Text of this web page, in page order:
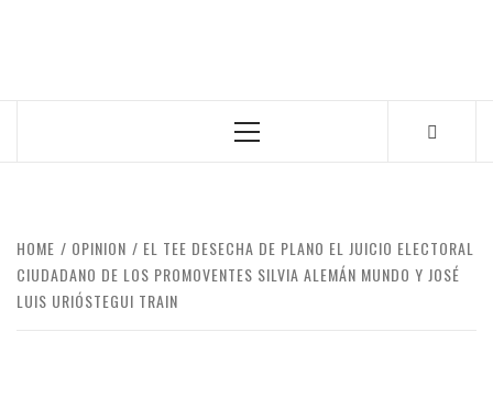
Primary
HOME OPINION
EL TEE DESECHA DE PLANO EL JUICIO ELECTORAL
CIUDADANO DE LOS PROMOVENTES SILVIA ALEMÁN MUNDO Y JOSÉ
LUIS URIÓSTEGUI TRAIN